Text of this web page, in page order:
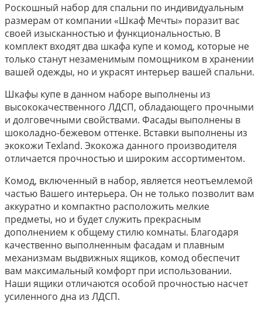
Роскошный набор для спальни по индивидуальным
размерам от компании «Шкаф Мечты» поразит вас
своей изысканностью и функциональностью. В
комплект входят два шкафа купе и комод, которые не
только станут незаменимым помощником в хранении
вашей одежды, но и украсят интерьер вашей спальни.
Шкафы купе в данном наборе выполнены из
высококачественного ЛДСП, обладающего прочными
и долговечными свойствами. Фасады выполнены в
шоколадно-бежевом оттенке. Вставки выполнены из
экокожи Texland. Экокожа данного производителя
отличается прочностью и широким ассортиментом.
Комод, включенный в набор, является неотъемлемой
частью Вашего интерьера. Он не только позволит вам
аккуратно и компактно расположить мелкие
предметы, но и будет служить прекрасным
дополнением к общему стилю комнаты. Благодаря
качественно выполненным фасадам и плавным
механизмам выдвижных ящиков, комод обеспечит
вам максимальный комфорт при использовании.
Наши ящики отличаются особой прочностью насчет
усиленного дна из ЛДСП.